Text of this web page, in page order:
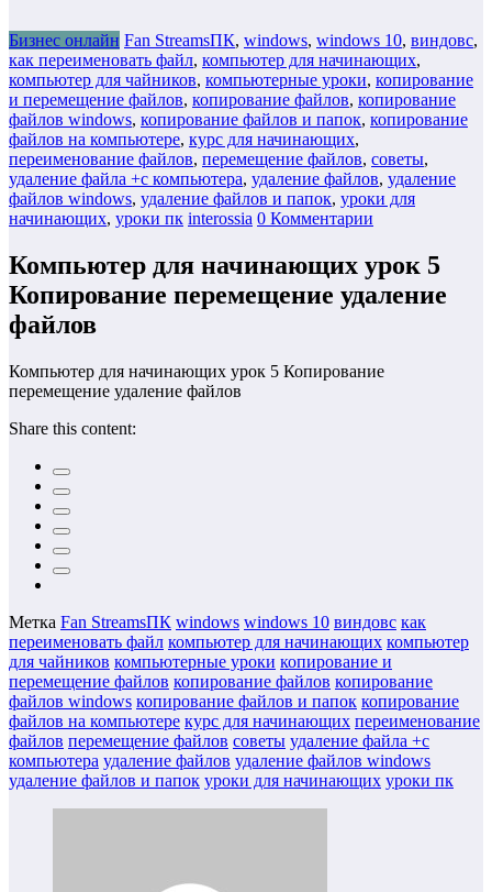
Бизнес онлайн Fan StreamsПК, windows, windows 10, виндовс,
как переименовать файл, компьютер для начинающих,
компьютер для чайников, компьютерные уроки, копирование
и перемещение файлов, копирование файлов, копирование
файлов windows, копирование файлов и папок, копирование
файлов на компьютере, курс для начинающих,
переименование файлов, перемещение файлов, советы,
удаление файла +с компьютера, удаление файлов, удаление
файлов windows, удаление файлов и папок, уроки для
начинающих, уроки пк interossia 0 Комментарии
Компьютер для начинающих урок 5
Копирование перемещение удаление
файлов
Компьютер для начинающих урок 5 Копирование
перемещение удаление файлов
Share this content:
Метка Fan StreamsПК windows windows 10 виндовс как
переименовать файл компьютер для начинающих компьютер
для чайников компьютерные уроки копирование и
перемещение файлов копирование файлов копирование
файлов windows копирование файлов и папок копирование
файлов на компьютере курс для начинающих переименование
файлов перемещение файлов советы удаление файла +с
компьютера удаление файлов удаление файлов windows
удаление файлов и папок уроки для начинающих уроки пк